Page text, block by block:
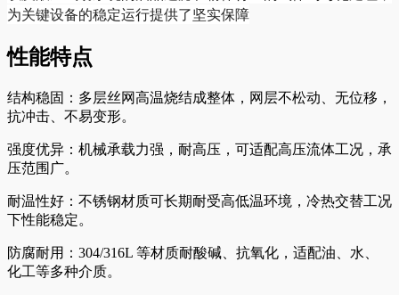
为关键设备的稳定运行提供了坚实保障
性能特点
结构稳固：多层丝网高温烧结成整体，网层不松动、无位移，
抗冲击、不易变形。
强度优异：机械承载力强，耐高压，可适配高压流体工况，承
压范围广。
耐温性好：不锈钢材质可长期耐受高低温环境，冷热交替工况
下性能稳定。
防腐耐用：304/316L 等材质耐酸碱、抗氧化，适配油、水、
化工等多种介质。